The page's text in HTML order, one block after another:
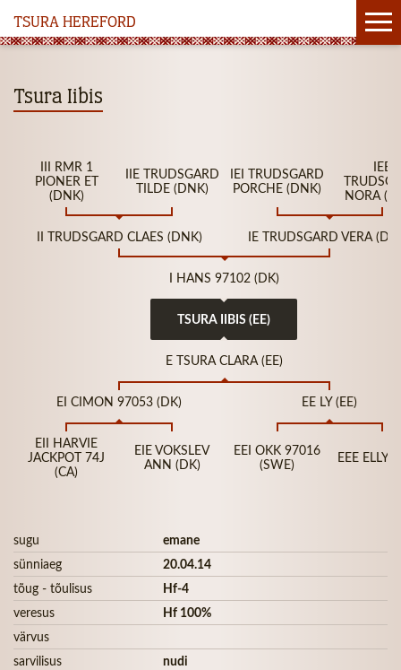
TSURA HEREFORD
Tsura Iibis
III RMR 1
PIONER ET
(DNK)
IIE TRUDSGARD
TILDE (DNK)
IEI TRUDSGARD
PORCHE (DNK)
IEE
NORA
II TRUDSGARD CLAES (DNK) IE TRUDSGARD VERA
I HANS 97102 (DK)
TSURA IIBIS (EE)
E TSURA CLARA (EE)
EI CIMON 97053 (DK) EE LY (EE)
EII HARVIE
JACKPOT 74J
(CA)
EIE VOKSLEV
ANN (DK)
EEI OKK 97016
(SWE)
EEE ELLY
sugu
emane
sünniaeg
20.04.14
tõug - tõulisus
Hf-4
veresus
Hf 100%
värvus
sarvilisus
nudi